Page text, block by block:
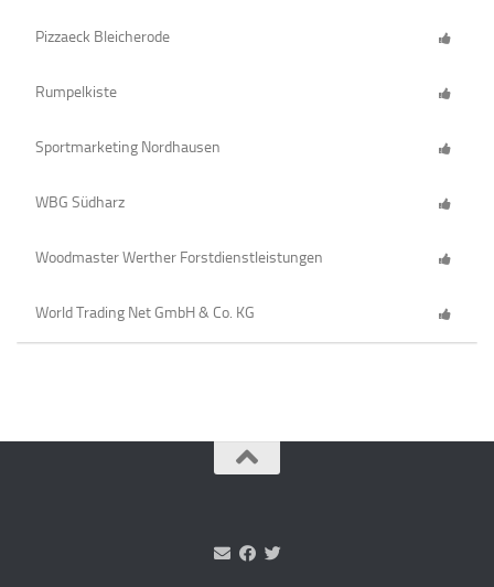
Pizzaeck Bleicherode
Rumpelkiste
Sportmarketing Nordhausen
WBG Südharz
Woodmaster Werther Forstdienstleistungen
World Trading Net GmbH & Co. KG